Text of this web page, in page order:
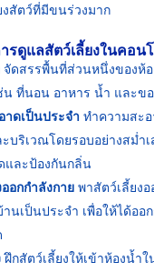
งสัตว์ที่มีขนร่วงมาก
รดูแลสัตว์เลี้ยงในคอน
จัดสรรพื้นที่ส่วนหนึ่งของห้อ
น ที่นอน อาหาร น้ำ และข
ดเป็นประจำ ทำความสะ
บริเวณโดยรอบอย่างสม่ำ
และป้องกันกลิ่น
อกกำลังกายพาสัตว์เลี้ยงอ
นเป็นประจำ เพื่อให้ได้ออ
ฝึกสัตว์เลี้ยงให้เข้าห้องน้ำ